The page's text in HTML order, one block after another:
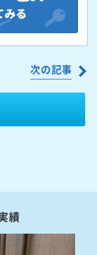
次の記事
績